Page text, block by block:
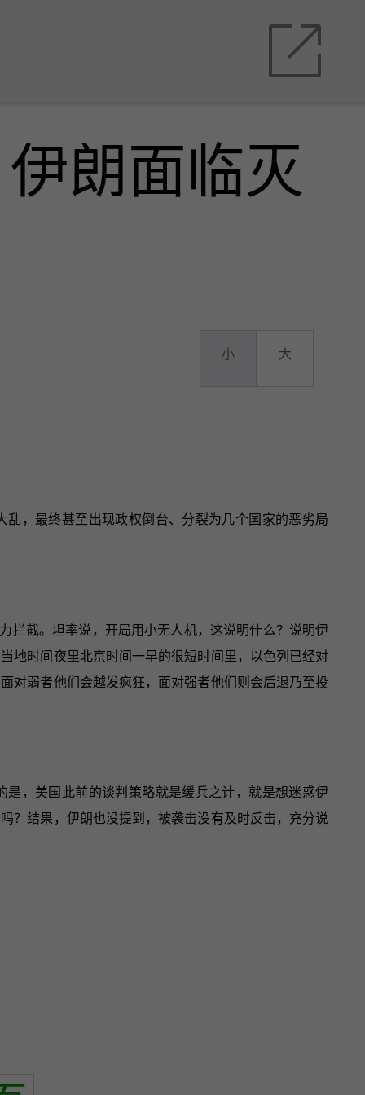
朗面临灭
小 大
，最终甚至出现政权倒台、分裂为几个国家的恶劣局
拦截。坦率说，开局用小无人机，这说明什么？说明伊
地时间夜里北京时间一早的很短时间里，以色列已经对
对弱者他们会越发疯狂，面对强者他们则会后退乃至投
，美国此前的谈判策略就是缓兵之计，就是想迷惑伊
？结果，伊朗也没提到，被袭击没有及时反击，充分说